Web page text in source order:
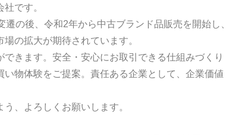
です。
の後、令和2年から中古ブランド品販売を開始し、
の拡大が期待されています。
きます。安全・安心にお取引できる仕組みづくり
物体験をご提案。責任ある企業として、企業価値
、よろしくお願いします。